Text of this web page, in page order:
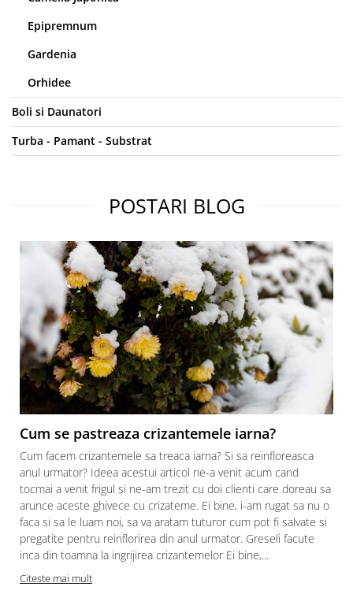
Epipremnum
Gardenia
Orhidee
Boli si Daunatori
Turba - Pamant - Substrat
POSTARI BLOG
Cum se pastreaza crizantemele iarna?
Cum facem crizantemele sa treaca iarna? Si sa reinfloreasca
anul urmator? Ideea acestui articol ne-a venit acum cand
tocmai a venit frigul si ne-am trezit cu doi clienti care doreau sa
arunce aceste ghivece cu crizateme. Ei bine, i-am rugat sa nu o
faca si sa le luam noi, sa va aratam tuturor cum pot fi salvate si
pregatite pentru reinflorirea din anul urmator. Greseli facute
inca din toamna la ingrijirea crizantemelor Ei bine,...
Citeste mai mult